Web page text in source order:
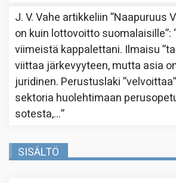
J. V. Vahe artikkeliin”Naapuruus
on kuin lottovoitto suomalaisille”:
viimeistä kappalettani. Ilmaisu
viittaa järkevyyteen, mutta asia
juridinen. Perustuslaki
sektoria huolehtimaan
sotesta,…”
SISÄLTÖ